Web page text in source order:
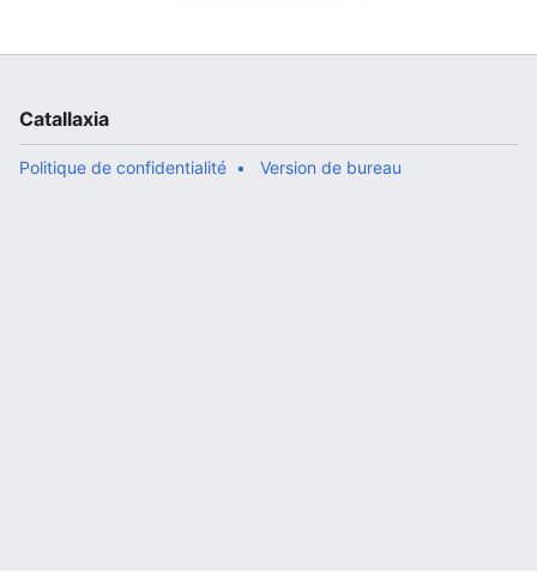
Catallaxia
Politique de confidentialité Version de bureau